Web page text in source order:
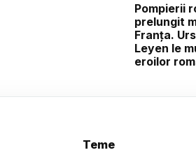
Pompierii
prelungit
Franța.
Leyen le
eroilor
Teme